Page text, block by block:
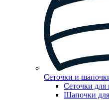
Сеточки и
Сеточки для
Шапочки